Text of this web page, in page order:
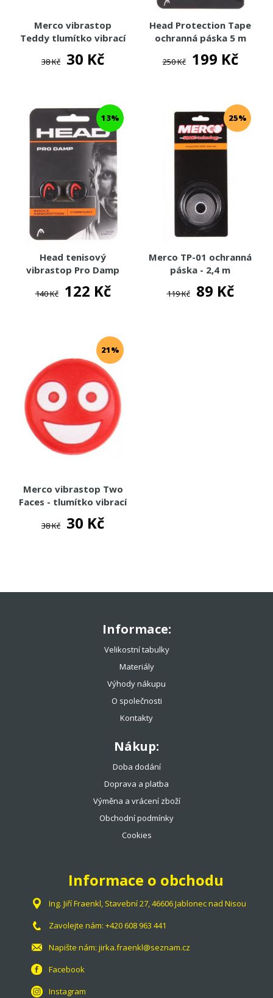
Merco vibrastop
Teddy tlumítko vibrací
38 Kč 30 Kč
Head Protection Tape
ochranná páska 5 m
250 Kč 199 Kč
13%
Head tenisový
vibrastop Pro Damp
140 Kč 122 Kč
25%
Merco TP-01 ochranná
páska - 2,4 m
119 Kč 89 Kč
21%
Merco vibrastop Two
Faces - tlumítko vibrací
38 Kč 30 Kč
Informace:
Velikostní tabulky
Materiály
Výhody nákupu
O společnosti
Kontakty
Nákup:
Doba dodání
Doprava a platba
Výměna a vrácení zboží
Obchodní podmínky
Cookies
Informace o obchodu
Ing. Jiří Fraenkl, Stavební 27, 46606 Jablonec nad Nisou
Zavolejte nám: +420 608 963 441
Napište nám: jirka.fraenkl@seznam.cz
Facebook
Instagram